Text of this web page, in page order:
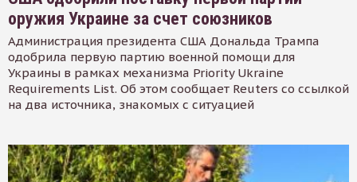
оружия Украине за счет союзников
Администрация президента США Дональда Трампа
одобрила первую партию военной помощи для
Украины в рамках механизма Priority Ukraine
Requirements List. Об этом сообщает Reuters со ссылкой
на два источника, знакомых с ситуацией